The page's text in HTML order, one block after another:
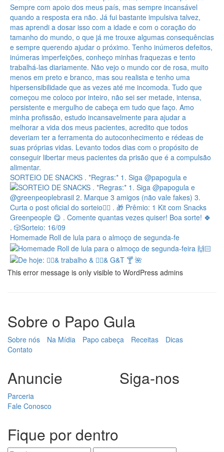
SORTEIO DE SNACKS . *Regras:* 1. Siga @papogula e
Homemade Roll de lula para o almoço de segunda-fe
This error message is only visible to WordPress admins
Sobre o Papo Gula
Sobre nós Na Mídia Papo cabeça Receitas
Dicas
Contato
Anuncie
Parceria
Fale Conosco
Siga-nos
Fique por dentro